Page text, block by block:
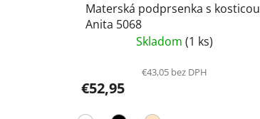
Materská podprsenka s kosticou
Anita 5068
Skladom(1 ks)
€43,05 bez DPH
€52,95